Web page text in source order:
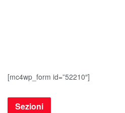
[mc4wp_form id=”52210″]
Sezioni